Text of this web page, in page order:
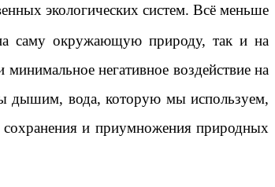
экологических систем. Всё меньше
на саму окружающую природу, так и на
негативное воздействие на
дышим, вода, которую мы используем,
и приумножения природных